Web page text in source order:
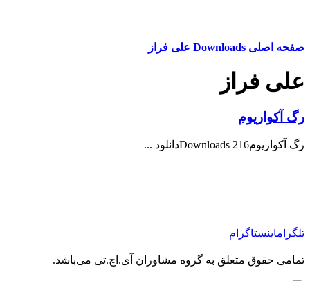
صفحه اصلی Downloads علی فراز
علی فراز
رگ آکواریوم
رگ آکواریوم216 Downloadsدانلود ...
تلگراماینستاگرام
تمامی حقوق متعلق به گروه مشاوران آی.اچ.تی می‌باشد.